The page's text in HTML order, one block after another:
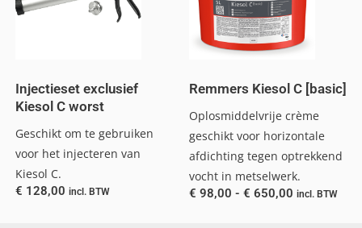
Injectieset exclusief
Kiesol C worst
Geschikt om te gebruiken
voor het injecteren van
Kiesol C.
€ 128,00 incl. BTW
Remmers Kiesol C [basic]
Oplosmiddelvrije crème
geschikt voor horizontale
afdichting tegen optrekkend
vocht in metselwerk.
€ 98,00 - € 650,00 incl. BTW